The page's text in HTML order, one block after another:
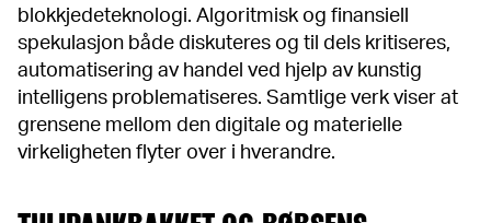
blokkjedeteknologi. Algoritmisk og finansiell
spekulasjon både diskuteres og til dels kritiseres,
automatisering av handel ved hjelp av kunstig
intelligens problematiseres. Samtlige verk viser at
grensene mellom den digitale og materielle
virkeligheten flyter over i hverandre.